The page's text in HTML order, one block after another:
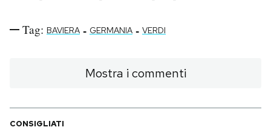
Tag: BAVIERA - GERMANIA - VERDI
Mostra i commenti
CONSIGLIATI